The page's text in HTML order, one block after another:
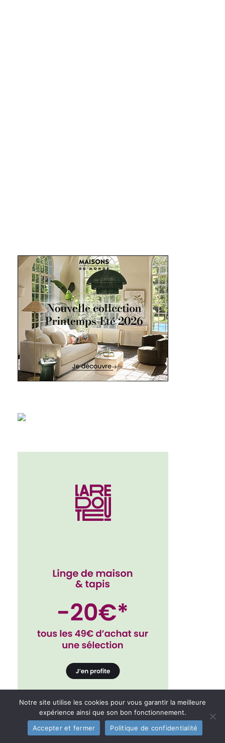
Notre site utilise les cookies pour vous garantir la meilleure
expérience ainsi que son bon fonctionnement.
Accepter et fermer
Politique de confidentialité